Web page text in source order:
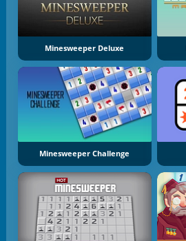
Minesweeper Deluxe
Minesweeper Challenge